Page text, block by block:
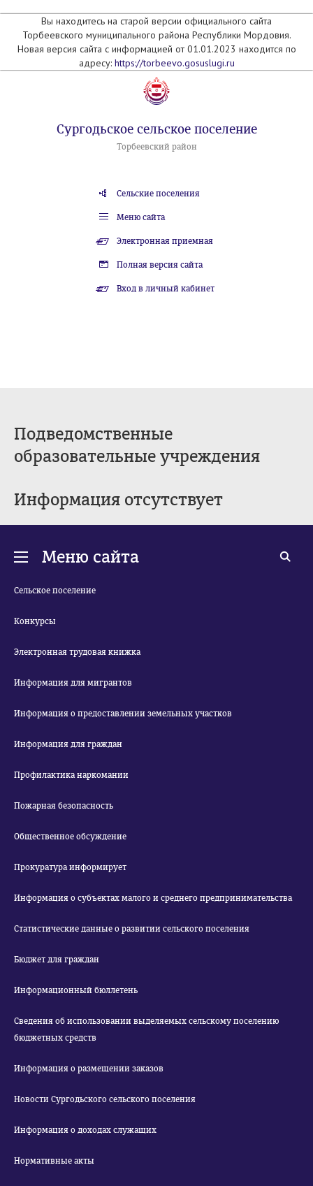
Вы находитесь на старой версии официального сайта
Торбеевского муниципального района Республики Мордовия.
Новая версия сайта с информацией от 01.01.2023 находится по
адресу: https://torbeevo.gosuslugi.ru
Сургодьское сельское поселение
Торбеевский район
Сельские поселения
Меню сайта
Электронная приемная
Полная версия сайта
Вход в личный кабинет
Подведомственные
образовательные учреждения
Информация отсутствует
Меню сайта
Сельское поселение
Конкурсы
Электронная трудовая книжка
Информация для мигрантов
Информация о предоставлении земельных участков
Информация для граждан
Профилактика наркомании
Пожарная безопасность
Общественное обсуждение
Прокуратура информирует
Информация о субъектах малого и среднего предпринимательства
Статистические данные о развитии сельского поселения
Бюджет для граждан
Информационный бюллетень
Сведения об использовании выделяемых сельскому поселению
бюджетных средств
Информация о размещении заказов
Новости Сургодьского сельского поселения
Информация о доходах служащих
Нормативные акты